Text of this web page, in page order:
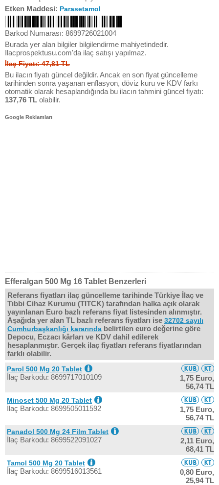
Etken Maddesi: Parasetamol
Barkod Numarası: 8699726021004
Burada yer alan bilgiler bilgilendirme mahiyetindedir.
Ilacprospektusu.com'da ilaç satışı yapılmaz.
İlaç Fiyatı: 47,81 TL
Bu ilacın fiyatı güncel değildir. Ancak en son fiyat güncelleme
tarihinden sonra yaşanan enflasyon, döviz kuru ve KDV farkı
otomatik olarak hesaplandığında bu ilacın tahmini güncel fiyatı:
137,76 TL olabilir.
Google Reklamları
Efferalgan 500 Mg 16 Tablet Benzerleri
Referans fiyatları ilaç güncelleme tarihinde Türkiye İlaç ve
Tıbbi Cihaz Kurumu (TITCK) tarafından halka açık olarak
yayınlanan Euro bazlı referans fiyat listesinden alınmıştır.
Aşağıda yer alan TL bazlı referans fiyatları ise 32702 sayılı
Cumhurbaşkanlığı kararında belirtilen euro değerine göre
Depocu, Eczacı kârları ve KDV dahil edilerek
hesaplanmıştır. Gerçek ilaç fiyatları referans fiyatlarından
farklı olabilir.
Parol 500 Mg 20 Tablet
İlaç Barkodu: 8699717010109
1,75 Euro,
56,74 TL
Minoset 500 Mg 20 Tablet
İlaç Barkodu: 8699505011592
1,75 Euro,
56,74 TL
Panadol 500 Mg 24 Film Tablet
İlaç Barkodu: 8699522091027
2,11 Euro,
68,41 TL
Tamol 500 Mg 20 Tablet
İlaç Barkodu: 8699516013561
0,80 Euro,
25,94 TL